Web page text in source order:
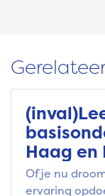
Haag
Of je nu
ervaring